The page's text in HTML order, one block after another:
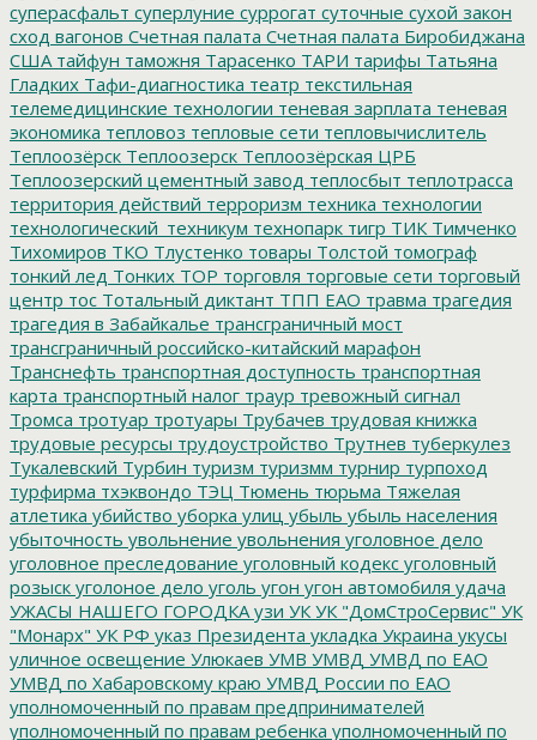
суперасфальт суперлуние суррогат суточные сухой закон
сход вагонов Счетная палата Счетная палата Биробиджана
США тайфун таможня Тарасенко ТАРИ тарифы Татьяна
Гладких Тафи-диагностика театр текстильная
телемедицинские технологии теневая зарплата теневая
экономика тепловоз тепловые сети тепловычислитель
Теплоозёрск Теплоозерск Теплоозёрская ЦРБ
Теплоозерский цементный завод теплосбыт теплотрасса
территория действий терроризм техника технологии
технологический_техникум технопарк тигр ТИК Тимченко
Тихомиров ТКО Тлустенко товары Толстой томограф
тонкий лед Тонких ТОР торговля торговые сети торговый
центр тос Тотальный диктант ТПП ЕАО травма трагедия
трагедия в Забайкалье трансграничный мост
трансграничный российско-китайский марафон
Транснефть транспортная доступность транспортная
карта транспортный налог траур тревожный сигнал
Тромса тротуар тротуары Трубачев трудовая книжка
трудовые ресурсы трудоустройство Трутнев туберкулез
Тукалевский Турбин туризм туризмм турнир турпоход
турфирма тхэквондо ТЭЦ Тюмень тюрьма Тяжелая
атлетика убийство уборка улиц убыль убыль населения
убыточность увольнение увольнения уголовное дело
уголовное преследование уголовный кодекс уголовный
розыск уголоное дело уголь угон угон автомобиля удача
УЖАСЫ НАШЕГО ГОРОДКА узи УК УК "ДомСтроСервис" УК
"Монарх" УК РФ указ Президента укладка Украина укусы
уличное освещение Улюкаев УМВ УМВД УМВД по ЕАО
УМВД по Хабаровскому краю УМВД России по ЕАО
уполномоченный по правам предпринимателей
уполномоченный по правам ребенка уполномоченный по